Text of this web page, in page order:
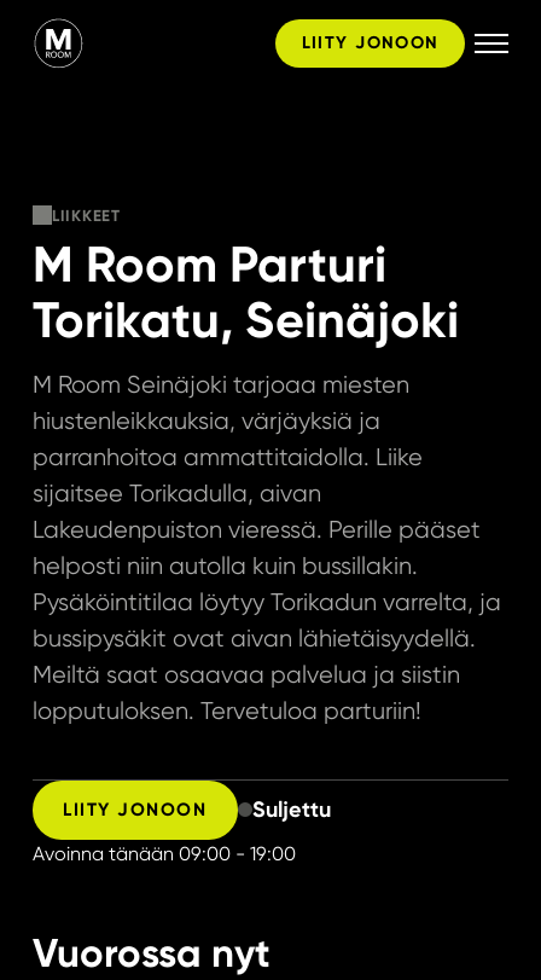
Hyppää
sisältöön
LIITY JONOON
LIIKKEET
M Room Parturi
Torikatu, Seinäjoki
M Room Seinäjoki tarjoaa miesten
hiustenleikkauksia, värjäyksiä ja
parranhoitoa ammattitaidolla. Liike
sijaitsee Torikadulla, aivan
Lakeudenpuiston vieressä. Perille pääset
helposti niin autolla kuin bussillakin.
Pysäköintitilaa löytyy Torikadun varrelta, ja
bussipysäkit ovat aivan lähietäisyydellä.
Meiltä saat osaavaa palvelua ja siistin
lopputuloksen. Tervetuloa parturiin!
LIITY JONOON Suljettu
Avoinna tänään 09:00 - 19:00
Vuorossa nyt